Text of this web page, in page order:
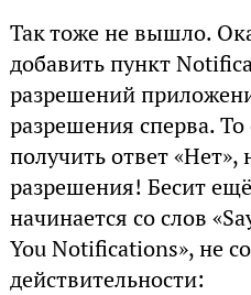
Так тоже не вышло.
добавить пункт
разрешений
разрешения сперва.
получить ответ «Нет»,
разрешения! Бесит
начинается со слов
You Notifications», не
действительности: